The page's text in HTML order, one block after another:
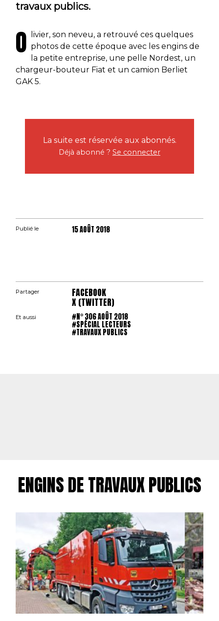
travaux publics.
O
livier, son neveu, a retrouvé ces quelques
photos de cette époque avec les engins de
la petite entreprise, une pelle Nordest, un
chargeur-bouteur Fiat et un camion Berliet
GAK 5.
La suite est réservée aux abonnés.
Déjà abonné ? Se connecter
Publié le 15 AOÛT 2018
Partager FACEBOOK
X (TWITTER)
Et aussi #N° 306 AOÛT 2018
#SPÉCIAL LECTEURS
#TRAVAUX PUBLICS
ENGINS DE TRAVAUX PUBLICS